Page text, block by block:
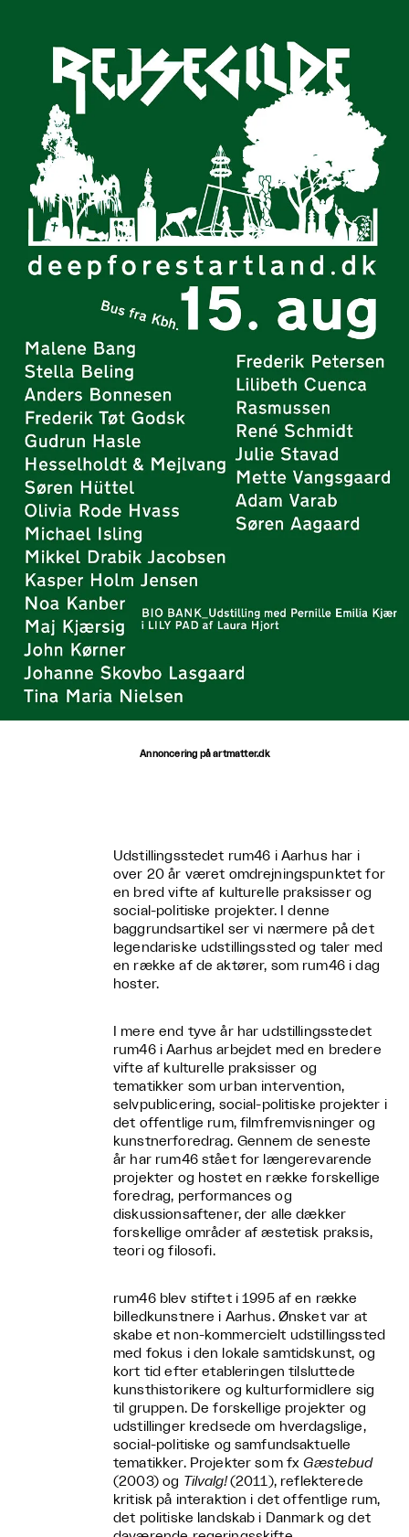
Annoncering på artmatter.dk
Udstillingsstedet rum46 i Aarhus har i
over 20 år været omdrejningspunktet for
en bred vifte af kulturelle praksisser og
social-politiske projekter. I denne
baggrundsartikel ser vi nærmere på det
legendariske udstillingssted og taler med
en række af de aktører, som rum46 i dag
hoster.
I mere end tyve år har udstillingsstedet
rum46 i Aarhus arbejdet med en bredere
vifte af kulturelle praksisser og
tematikker som urban intervention,
selvpublicering, social-politiske projekter i
det offentlige rum, filmfremvisninger og
kunstnerforedrag. Gennem de seneste
år har rum46 stået for længerevarende
projekter og hostet en række forskellige
foredrag, performances og
diskussionsaftener, der alle dækker
forskellige områder af æstetisk praksis,
teori og filosofi.
rum46 blev stiftet i 1995 af en række
billedkunstnere i Aarhus. Ønsket var at
skabe et non-kommercielt udstillingssted
med fokus i den lokale samtidskunst, og
kort tid efter etableringen tilsluttede
kunsthistorikere og kulturformidlere sig
til gruppen. De forskellige projekter og
udstillinger kredsede om hverdagslige,
social-politiske og samfundsaktuelle
tematikker. Projekter som fxGæstebud
(2003) og Tilvalg!(2011), reflekterede
kritisk på interaktion i det offentlige rum,
det politiske landskab i Danmark og det